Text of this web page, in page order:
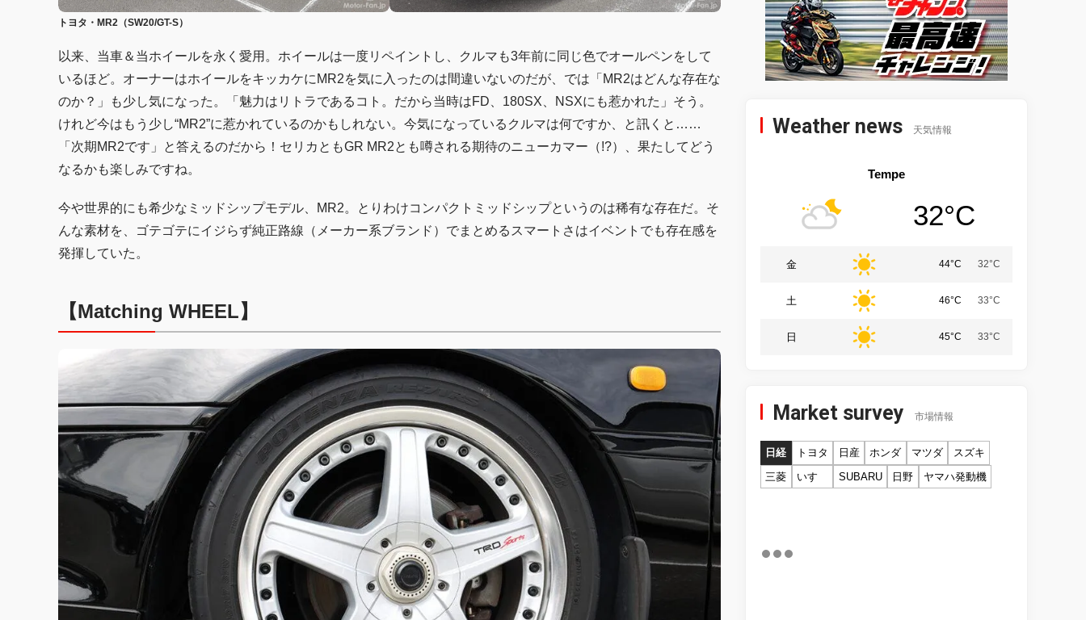
トヨタ・MR2（SW20/GT-S）
以来、当車＆当ホイールを永く愛用。ホイールは一度リペイントし、クルマも3年前に同じ色でオールペンをして
いるほど。オーナーはホイールをキッカケにMR2を気に入ったのは間違いないのだが、では「MR2はどんな存在な
のか？」も少し気になった。「魅力はリトラであるコト。だから当時はFD、180SX、NSXにも惹かれた」そう。
けれど今はもう少し“MR2”に惹かれているのかもしれない。今気になっているクルマは何ですか、と訊くと……
「次期MR2です」と答えるのだから！セリカともGR MR2とも噂される期待のニューカマー（!?）、果たしてどう
なるかも楽しみですね。
今や世界的にも希少なミッドシップモデル、MR2。とりわけコンパクトミッドシップというのは稀有な存在だ。そ
んな素材を、ゴテゴテにイジらず純正路線（メーカー系ブランド）でまとめるスマートさはイベントでも存在感を
発揮していた。
【Matching WHEEL】
Weather news 天気情報
Tempe
32°C
金 44°C 32°C
土 46°C 33°C
日 45°C 33°C
Market survey 市場情報
日経 トヨタ 日産 ホンダ マツダ
スズキ
三菱
いすゞ SUBARU 日野 ヤマハ発動機